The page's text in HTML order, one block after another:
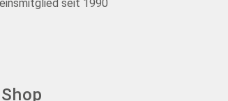
seit 1990